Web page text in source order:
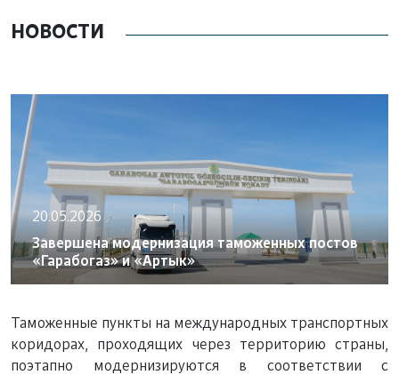
НОВОСТИ
20.05.2026
Завершена модернизация таможенных постов
«Гарабогаз» и «Артык»
Таможенные пункты на международных транспортных
коридорах, проходящих через территорию страны,
поэтапно модернизируются в соответствии с